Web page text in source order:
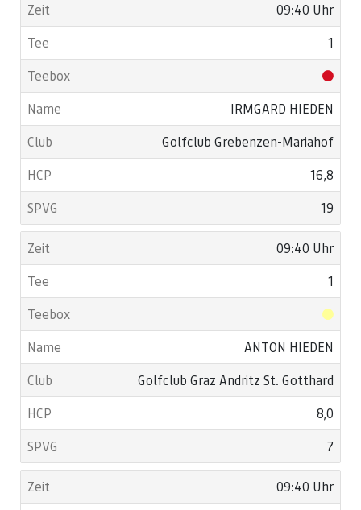
09:40 Uhr
1
IRMGARD HIEDEN
Golfclub Grebenzen-Mariahof
16,8
19
09:40 Uhr
1
ANTON HIEDEN
Golfclub Graz Andritz St. Gotthard
8,0
7
09:40 Uhr